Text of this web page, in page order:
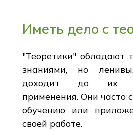
Иметь дело с
"Теоретики" обладают
знаниями, но
доходит до их
применения. Они часто
обучению или
своей работе.